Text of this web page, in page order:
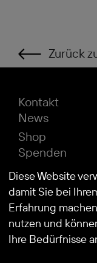
Zurück
© 2026
Kontakt
News
Shop
Spenden
Impressum
Datenschutz
Diese Website
damit Sie bei
Erfahrung
nutzen und
Ihre Bedürfnisse